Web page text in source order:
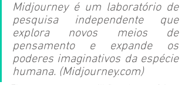
Midjourney é um laboratório de
pesquisa independente que
explora novos meios de
pensamento e expande os
poderes imaginativos da espécie
humana. (Midjourney.com)